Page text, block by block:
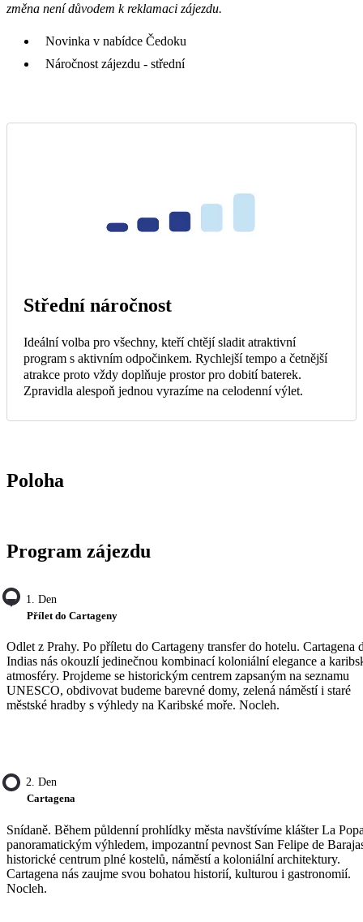
změna není důvodem k reklamaci zájezdu.
Novinka v nabídce Čedoku
Náročnost zájezdu - střední
Střední náročnost
Ideální volba pro všechny, kteří chtějí sladit atraktivní
program s aktivním odpočinkem. Rychlejší tempo a četnější
atrakce proto vždy doplňuje prostor pro dobití baterek.
Zpravidla alespoň jednou vyrazíme na celodenní výlet.
Poloha
Program zájezdu
1. Den
Přílet do Cartageny
Odlet z Prahy. Po příletu do Cartageny transfer do hotelu. Cartagena
Indias nás okouzlí jedinečnou kombinací koloniální elegance a
atmosféry. Projdeme se historickým centrem zapsaným na seznamu
UNESCO, obdivovat budeme barevné domy, zelená náměstí i staré
městské hradby s výhledy na Karibské moře. Nocleh.
2. Den
Cartagena
Snídaně. Během půldenní prohlídky města navštívíme klášter La
panoramatickým výhledem, impozantní pevnost San Felipe de
historické centrum plné kostelů, náměstí a koloniální architektury.
Cartagena nás zaujme svou bohatou historií, kulturou i gastronomií.
Nocleh.